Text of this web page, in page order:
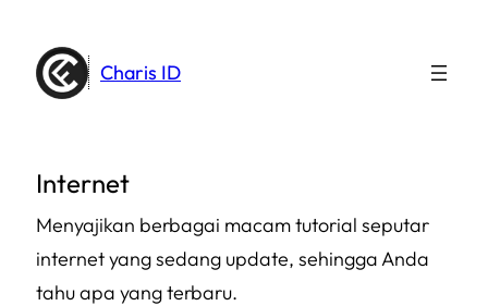
konten
Charis ID
Internet
Menyajikan berbagai macam tutorial seputar
internet yang sedang update, sehingga Anda
tahu apa yang terbaru.